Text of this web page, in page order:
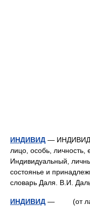
ИНДИВИД — ИНДИВИД,
лицо, особь, личность,
Индивидуальный,
состоянье и
словарь Даля. В.И.
ИНДИВИД — (от лат.